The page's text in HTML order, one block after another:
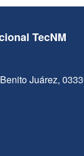
TecNM
Juárez,